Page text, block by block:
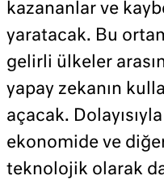
kazananlar ve
yaratacak. Bu
gelirli ülkeler
yapay zekanın
açacak.
ekonomide ve
teknolojik olarak